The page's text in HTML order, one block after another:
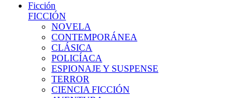
Ficción
FICCIÓN
NOVELA
CONTEMPORÁNEA
CLÁSICA
POLICÍACA
ESPIONAJE Y SUSPENSE
TERROR
CIENCIA FICCIÓN